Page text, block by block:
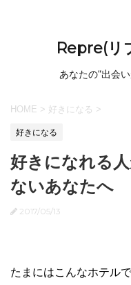
Repre(リ
あなたの“出会
HOME > 好きになる >
好きになる
好きになれる
ないあなたへ
2017/05/13
たまにはこんなホテル